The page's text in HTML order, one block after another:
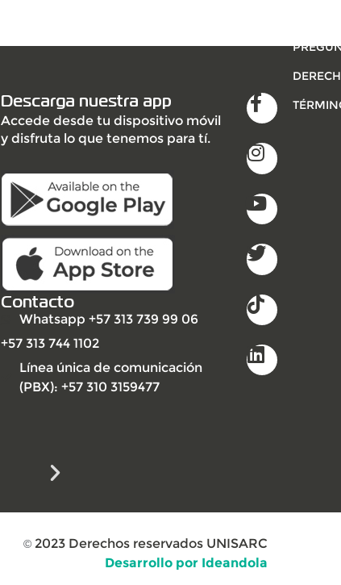
Descarga nuestra app
Accede desde tu dispositivo móvil
y disfruta lo que tenemos para tí.
Contacto
Whatsapp +57 313 739 99 06
+57 313 744 1102
Línea única de comunicación
(PBX): +57 310 3159477
© 2023 Derechos reservados UNISARC
Desarrollo por Ideandola